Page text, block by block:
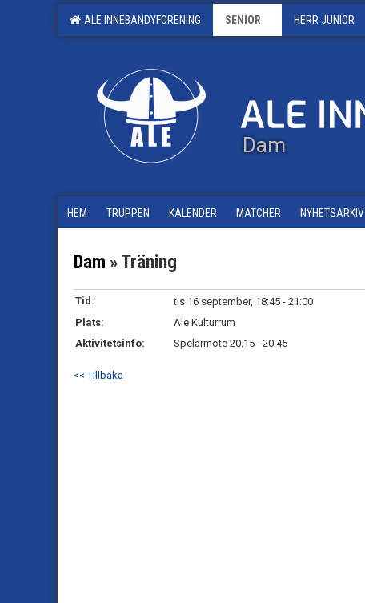
ALE INNEBANDYFÖRENING SENIOR HERR JUNIOR
Dam
HEM TRUPPEN KALENDER MATCHER NYHETSARKIV
Dam » Träning
Tid:
tis 16 september, 18:45 - 21:00
Plats:
Ale Kulturrum
Aktivitetsinfo:
Spelarmöte 20.15 - 20.45
<< Tillbaka